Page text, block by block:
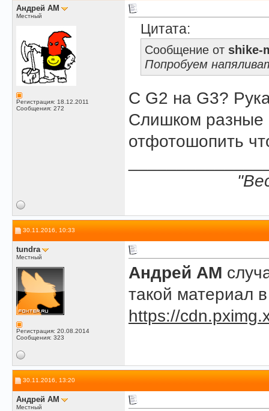
Андрей АМ
Местный
Регистрация: 18.12.2011
Сообщения: 272
Цитата:
Сообщение от shike-
Попробуем
С G2 на G3?
Слишком разные
отфотошопить
30.11.2016, 10:33
tundra
Местный
Регистрация: 20.08.2014
Сообщения: 323
Андрей АМ
такой материал
https://
30.11.2016, 13:20
Андрей АМ
Местный